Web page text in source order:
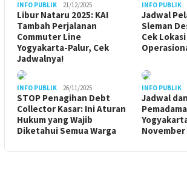
INFO PUBLIK 21/12/2025
Libur Nataru 2025: KAI
Tambah Perjalanan
Commuter Line
Yogyakarta-Palur, Cek
Jadwalnya!
INFO PUBLIK
Jadwal
Sleman
Cek
INFO PUBLIK 26/11/2025
STOP Penagihan Debt
Collector Kasar: Ini Aturan
Hukum yang Wajib
Diketahui Semua Warga
INFO PUBLIK
Jadwal
November